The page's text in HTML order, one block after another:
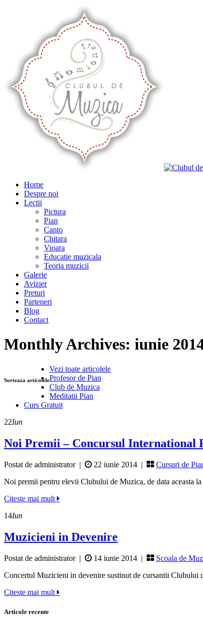
Home
Despre noi
Lectii
Pictura
Pian
Canto
Chitara
Vioara
Educatie muzicala
Teoria muzicii
Galerie
Avizier
Preturi
Parteneri
Blog
Contact
Monthly Archives: iunie
Sorteaza articolele
Vezi toate articolele
Profesor de Pian
Club de Muzica
Meditatii Pian
Curs Gratuit
22Iun
Noi Premii – Concursul International
Postat de administrator| 22 iunie 2014 | Cursuri de
Noi premii pentru elevii Clubului de Muzica, de data aceasta
Citeste mai mult
14Iun
Muzicieni in Devenire
Postat de administrator| 14 iunie 2014 | Scoala de
Concertul Muzicieni in devenire sustinut de cursantii
Citeste mai mult
Articole recente